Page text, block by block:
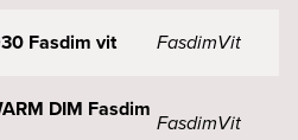
Fasdim vit FasdimVit
DIM Fasdim
FasdimVit